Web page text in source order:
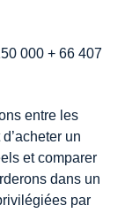
000 + 66 407
entre les
un
et comparer
dans un
par